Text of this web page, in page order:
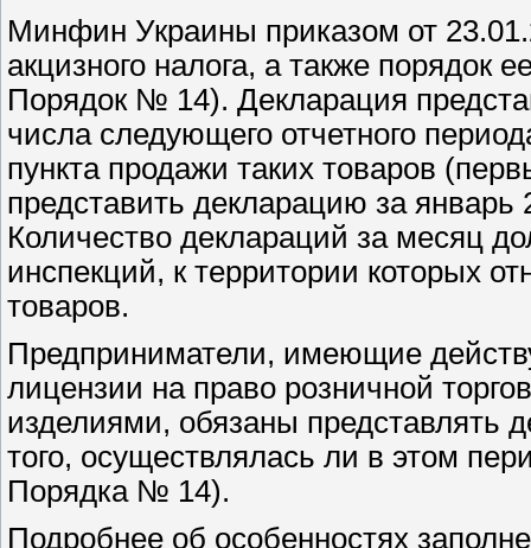
Минфин Украины приказом от
акцизного налога, а также порядок
Порядок № 14). Декларация
числа следующего отчетного
пункта продажи таких товаров
представить декларацию за
Количество деклараций за месяц
инспекций, к территории которых
товаров.
Предприниматели, имеющие
лицензии на право розничной
изделиями, обязаны представлять
того, осуществлялась ли в этом
Порядка № 14).
Подробнее об особенностях